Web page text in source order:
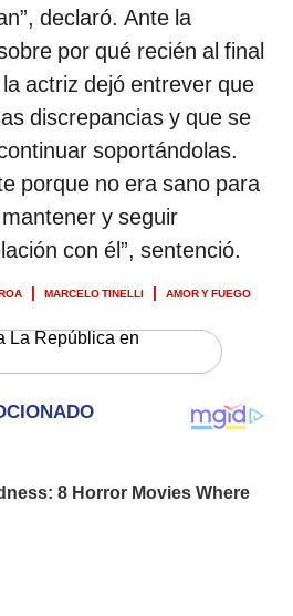
declaró. Ante la
por qué recién al final
actriz dejó entrever que
discrepancias y que se
soportándolas.
porque no era sano para
y seguir
con él”, sentenció.
MARCELO TINELLI AMOR Y FUEGO
La República en